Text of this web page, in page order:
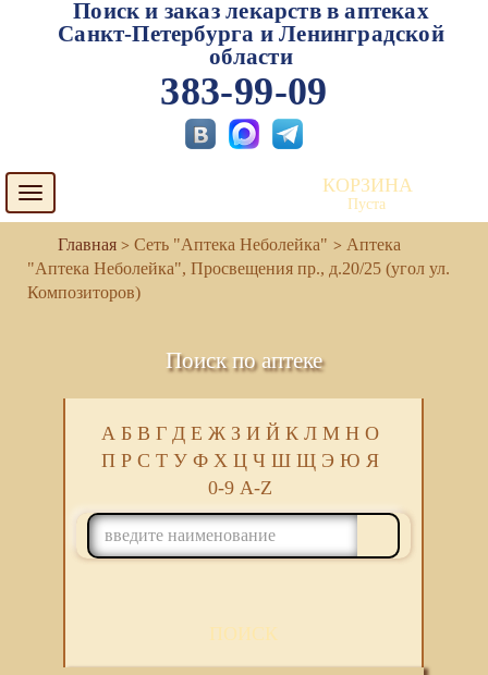
Поиск и заказ лекарств в аптеках
Санкт-Петербурга и Ленинградской
области
383-99-09
Toggle
navigation
КОРЗИНА
Пуста
Сеть "Аптека Неболейка"
Аптека
"Аптека Неболейка", Просвещения пр., д.20/25 (угол ул.
Композиторов)
Поиск по аптеке
А Б В Г Д Е Ж З И Й К Л М Н О
П Р С Т У Ф Х Ц Ч Ш Щ Э Ю Я
0-9 A-Z
ПОИСК